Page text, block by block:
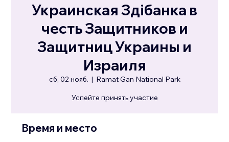
Украинская Здібанка в
честь Защитников и
Защитниц Украины и
Израиля
сб, 02 нояб.
  |
Ramat Gan National Park
Успейте принять участие
Время и место